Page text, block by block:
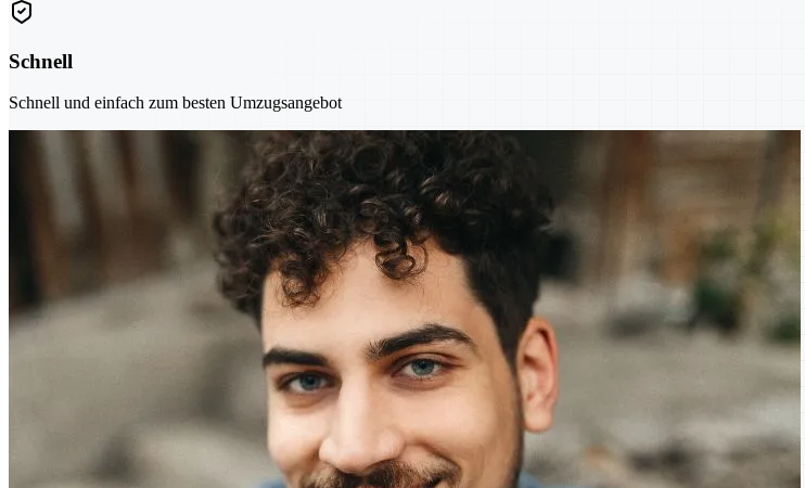
Schnell
Schnell und einfach zum besten Umzugsangebot